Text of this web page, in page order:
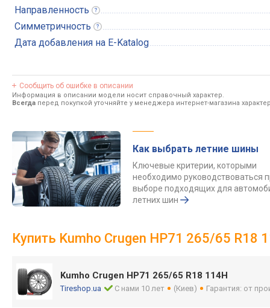
Направленность
Симметричность
Дата добавления на E-Katalog
Сообщить об ошибке в описании
Информация в описании модели носит справочный характер.
Всегда перед покупкой уточняйте у менеджера интернет-магазина
Как выбрать летние шины
Ключевые критерии, которыми
необходимо руководствоваться
выборе подходящих для
летних шин
Купить Kumho Crugen HP71 265/65 R18
Kumho Crugen HP71 265/65 R18 114H
Tireshop.ua С нами 10 лет (Киев) Гарантия: от